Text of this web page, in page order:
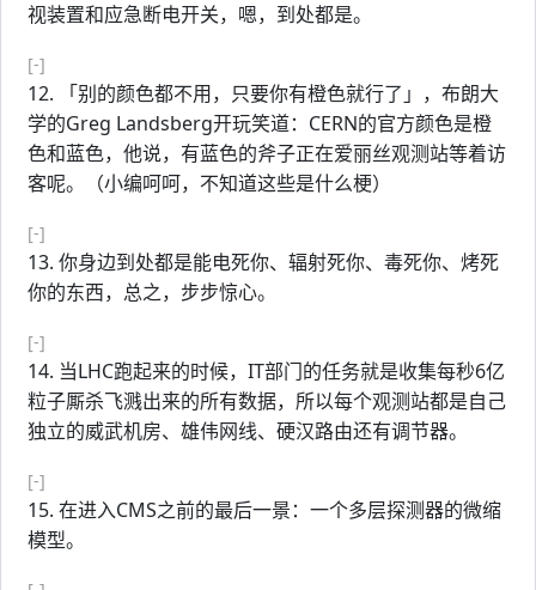
视装置和应急断电开关，嗯，到处都是。
[-]
12. 「别的颜色都不用，只要你有橙色就行了」，布朗大
学的Greg Landsberg开玩笑道：CERN的官方颜色是橙
色和蓝色，他说，有蓝色的斧子正在爱丽丝观测站等着访
客呢。（小编呵呵，不知道这些是什么梗）
[-]
13. 你身边到处都是能电死你、辐射死你、毒死你、烤死
你的东西，总之，步步惊心。
[-]
14. 当LHC跑起来的时候，IT部门的任务就是收集每秒6亿
粒子厮杀飞溅出来的所有数据，所以每个观测站都是自己
独立的威武机房、雄伟网线、硬汉路由还有调节器。
[-]
15. 在进入CMS之前的最后一景：一个多层探测器的微缩
模型。